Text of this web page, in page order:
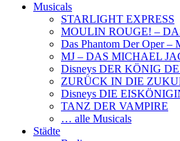
Musicals
STARLIGHT EXPRESS
MOULIN ROUGE! –
Das Phantom Der Oper –
MJ – DAS MICHAEL
Disneys DER KÖNIG
ZURÜCK IN DIE
Disneys DIE
TANZ DER VAMPIRE
… alle Musicals
Städte